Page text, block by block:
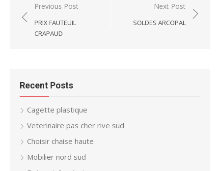
Post
navigation
Previous Post
PRIX FAUTEUIL
CRAPAUD
Next Post
SOLDES ARCOPAL
Recent Posts
Cagette plastique
Veterinaire pas cher rive sud
Choisir chaise haute
Mobilier nord sud